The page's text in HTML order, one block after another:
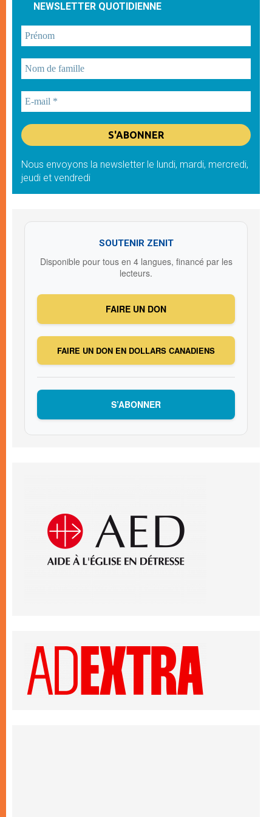
NEWSLETTER QUOTIDIENNE
Nous envoyons la newsletter le lundi, mardi, mercredi,
jeudi et vendredi
SOUTENIR ZENIT
Disponible pour tous en 4 langues, financé par les
lecteurs.
FAIRE UN DON
FAIRE UN DON EN DOLLARS CANADIENS
S’ABONNER